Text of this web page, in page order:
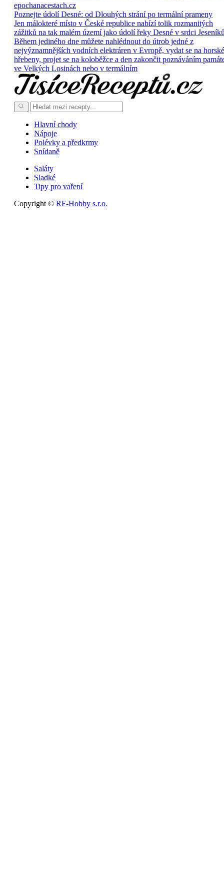
epochanacestach.cz
Poznejte údolí Desné: od Dlouhých strání po termální prameny
Jen málokteré místo v České republice nabízí tolik rozmanitých
zážitků na tak malém území jako údolí řeky Desné v srdci
Během jediného dne můžete nahlédnout do útrob jedné z
nejvýznamnějších vodních elektráren v Evropě, vydat se na horské
hřebeny, projet se na koloběžce a den zakončit poznáváním
ve Velkých Losinách nebo v termálním
Hlavní chody
Nápoje
Polévky a předkrmy
Snídaně
Saláty
Sladké
Tipy pro vaření
Copyright © RF-Hobby s.r.o.